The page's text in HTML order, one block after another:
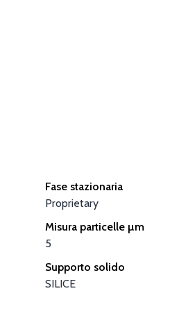
Fase stazionaria
Proprietary
Misura particelle µm
5
Supporto solido
SILICE